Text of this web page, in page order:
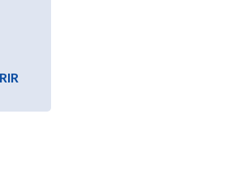
MIELLEMENT DOUÉS 🐝